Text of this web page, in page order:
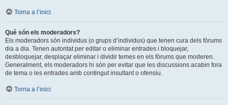
Torna a l’inici
Què són els moderadors?
Els moderadors són individus (o grups d’individus) que tenen cura dels fòrums
dia a dia. Tenen autoritat per editar o eliminar entrades i bloquejar,
desbloquejar, desplaçar eliminar i dividir temes en els fòrums que moderen.
Generalment, els moderadors hi són per evitar que les discussions acabin fora
de tema o les entrades amb contingut insultant o ofensiu.
Torna a l’inici